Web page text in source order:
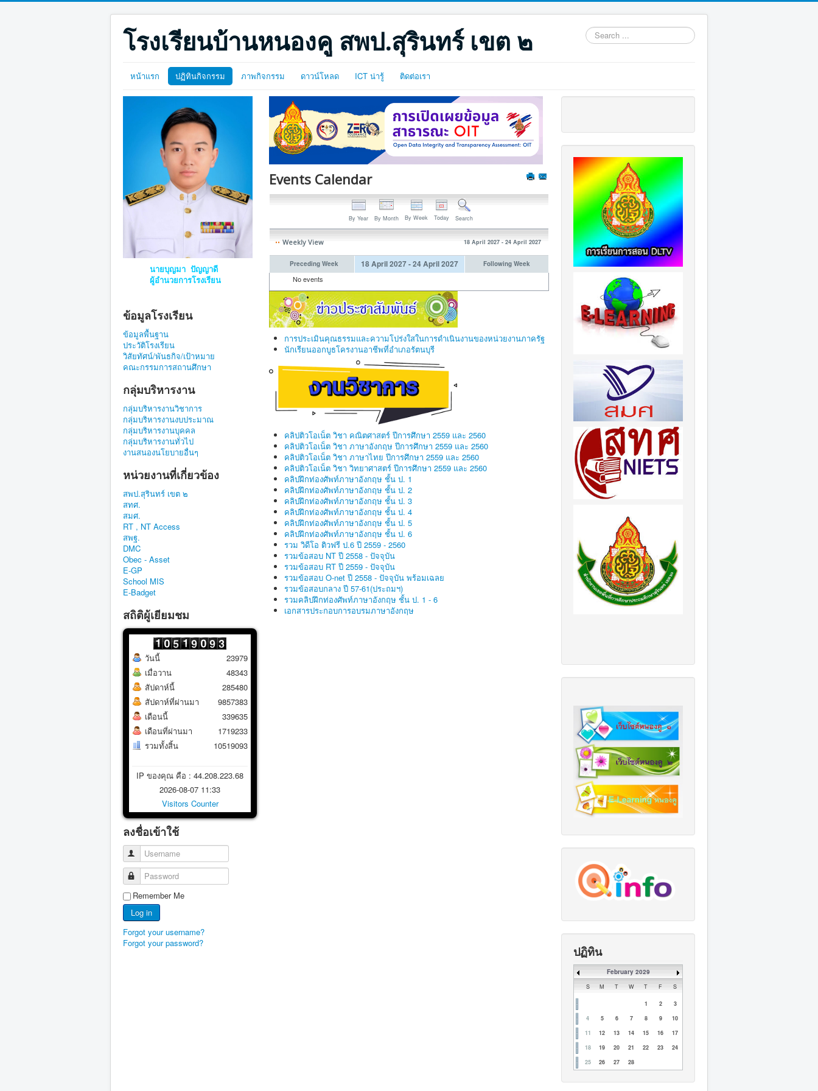
โรงเรียนบ้านหนองคู สพป.สุรินทร์ เขต ๒
Search
...
หน้าแรก ปฏิทินกิจกรรม ภาพกิจกรรม ดาวน์โหลด ICT น่ารู้ ติดต่อเรา
นายบุญมา ปัญญาดี
ผู้อำนวยการโรงเรียน
ข้อมูลโรงเรียน
ข้อมูลพื้นฐาน
ประวัติโรงเรียน
วิสัยทัศน์/พันธกิจ/เป้าหมาย
คณะกรรมการสถานศึกษา
กลุ่มบริหารงาน
กลุ่มบริหารงานวิชาการ
กลุ่มบริหารงานงบประมาณ
กลุ่มบริหารงานบุคคล
กลุ่มบริหารงานทั่วไป
งานสนองนโยบายอื่นๆ
หน่วยงานที่เกี่ยวข้อง
สพป.สุรินทร์ เขต ๒
สทศ.
สมศ.
RT , NT Access
สพฐ.
DMC
Obec - Asset
E-GP
School MIS
E-Badget
สถิติผู้เยียมชม
วันนี้
เมื่อวาน
สัปดาห์นี้
สัปดาห์ที่ผ่านมา
เดือนนี้
เดือนที่ผ่านมา
รวมทั้งสิ้น
23979
48343
285480
9857383
339635
1719233
10519093
IP ของคุณ คือ : 44.208.223.68
2026-08-07 11:33
Visitors Counter
ลงชื่อเข้าใช้
Username
Password
Remember Me
Log in
Forgot your username?
Forgot your password?
Events Calendar
By Year By Month By Week Today Search
Weekly View 18 April 2027 - 24 April 2027
Preceding Week 18 April 2027 - 24 April 2027 Following Week
No events
การประเมินคุณธรรมและความโปร่งใสในการดำเนินงานของหน่วยงานภาครัฐ
นักเรียนออกบูธโครงานอาชีพที่อำเภอรัตนบุรี
คลิปติวโอเน็ต วิชา คณิตศาสตร์ ปีการศึกษา 2559 และ 2560
คลิปติวโอเน็ต วิชา ภาษาอังกฤษ ปีการศึกษา 2559 และ 2560
คลิปติวโอเน็ต วิชา ภาษาไทย ปีการศึกษา 2559 และ 2560
คลิปติวโอเน็ต วิชา วิทยาศาสตร์ ปีการศึกษา 2559 และ 2560
คลิปฝึกท่องศัพท์ภาษาอังกฤษ ชั้น ป. 1
คลิปฝึกท่องศัพท์ภาษาอังกฤษ ชั้น ป. 2
คลิปฝึกท่องศัพท์ภาษาอังกฤษ ชั้น ป. 3
คลิปฝึกท่องศัพท์ภาษาอังกฤษ ชั้น ป. 4
คลิปฝึกท่องศัพท์ภาษาอังกฤษ ชั้น ป. 5
คลิปฝึกท่องศัพท์ภาษาอังกฤษ ชั้น ป. 6
รวม วิดีโอ ติวฟรี ป.6 ปี 2559 - 2560
รวมข้อสอบ NT ปี 2558 - ปัจจุบัน
รวมข้อสอบ RT ปี 2559 - ปัจจุบัน
รวมข้อสอบ O-net ปี 2558 - ปัจจุบัน พร้อมเฉลย
รวมข้อสอบกลาง ปี 57-61(ประถมฯ)
รวมคลิปฝึกท่องศัพท์ภาษาอังกฤษ ชั้น ป. 1 - 6
เอกสารประกอบการอบรมภาษาอังกฤษ
ปฏิทิน
February 2029
S M T W T F S
1 2
3
4
5 6 7 8 9
10
11
12 13 14 15 16
17
18
19 20 21 22 23
24
25
26 27 28